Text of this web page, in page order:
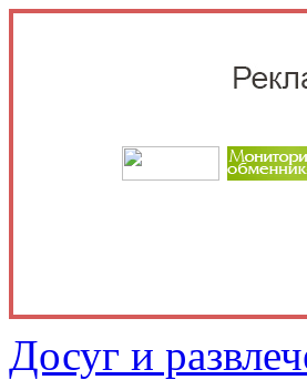
Досуг и